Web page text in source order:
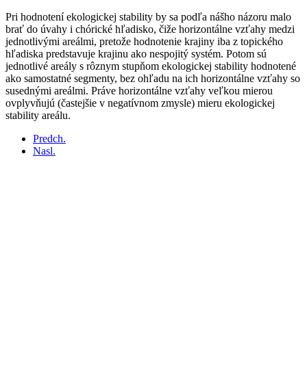
Pri hodnotení ekologickej stability by sa podľa nášho názoru malo
brať do úvahy i chórické hľadisko, čiže horizontálne vzťahy medzi
jednotlivými areálmi, pretože hodnotenie krajiny iba z topického
hľadiska predstavuje krajinu ako nespojitý systém. Potom sú
jednotlivé areály s rôznym stupňom ekologickej stability hodnotené
ako samostatné segmenty, bez ohľadu na ich horizontálne vzťahy so
susednými areálmi. Práve horizontálne vzťahy veľkou mierou
ovplyvňujú (častejšie v negatívnom zmysle) mieru ekologickej
stability areálu.
Predch.
Nasl.